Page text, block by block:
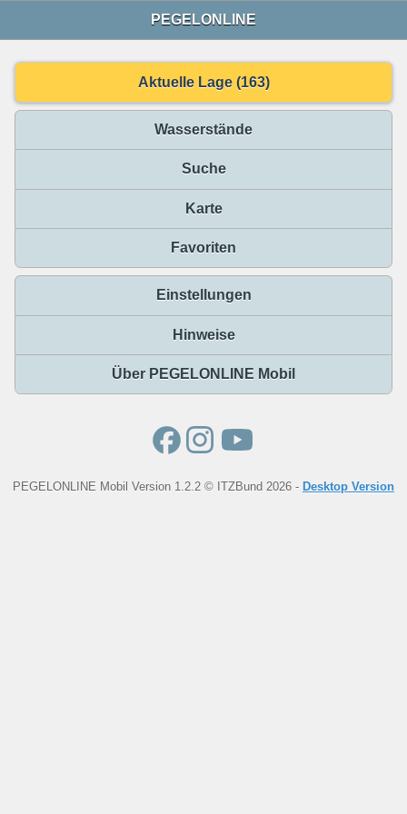
PEGELONLINE
Aktuelle Lage (163)
Wasserstände
Suche
Karte
Favoriten
Einstellungen
Hinweise
Über PEGELONLINE Mobil
PEGELONLINE Mobil Version 1.2.2 © ITZBund 2026 - Desktop Version